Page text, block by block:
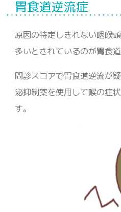
胃食道逆流症
原因の特定しきれない咽喉
多いとされているのが胃食道
問診スコアで胃食道逆流が
泌抑制薬を使用して喉の症
す。